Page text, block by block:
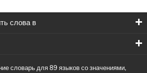
слова в
словарь для 89 языков со значениями,